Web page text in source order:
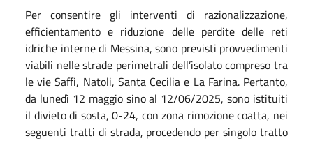
Per consentire gli interventi di razionalizzazione,
efficientamento e riduzione delle perdite delle reti
idriche interne di Messina, sono previsti provvedimenti
viabili nelle strade perimetrali dell’isolato compreso tra
le vie Saffi, Natoli, Santa Cecilia e La Farina. Pertanto,
da lunedì 12 maggio sino al 12/06/2025, sono istituiti
il divieto di sosta, 0-24, con zona rimozione coatta, nei
seguenti tratti di strada, procedendo per singolo tratto